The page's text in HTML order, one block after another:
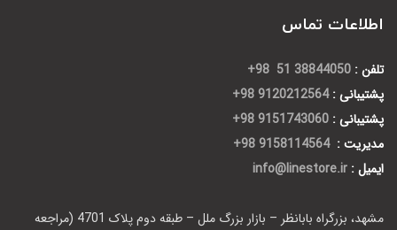
اطلاعات تماس
تلفن : 38844050 51 98+
پشتیبانی : 9120212564 98+
پشتیبانی : 9151743060 98+
مدیریت : 9158114564 98+
ایمیل : info@linestore.ir
مشهد، بزرگراه بابانظر – بازار بزرگ ملل – طبقه دوم پلاک 4701 (مراجعه